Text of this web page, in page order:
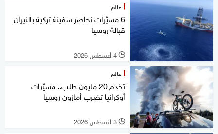
عالم
6 مسيّرات تحاصر سفينة تركية بالنيران
قبالة روسيا
l 4 أغسطس 2026
عالم
تخدم 20 مليون طلب.. مسيّرات
أوكرانيا تضرب أمازون روسيا
l 3 أغسطس 2026